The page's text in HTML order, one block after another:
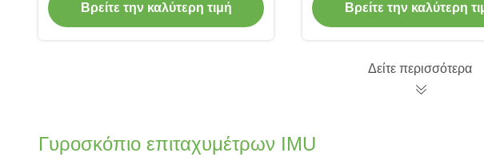
επιταχυμέτρων γυροσκοπίων
Coriolis δονητικός
Βρείτε την καλύτερη τιμή
παραγωγής άξονα
ενιαίος
Βρείτε την καλύτερη
Δείτε περισσότερα
Γυροσκόπιο επιταχυμέτρων IMU